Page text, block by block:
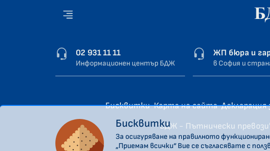
02 931 11 11
Информационен център БДЖ
ЖП бюра и
в София и
Бисквитки Карта на сайта
“БДЖ - Пътнически
Бисквитки
За осигуряване на правилното
„Приемам всички“ Вие се съгласявате с